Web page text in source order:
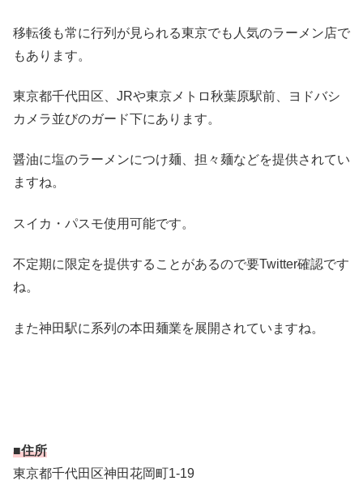
移転後も常に行列が見られる東京でも人気のラーメン店で
もあります。
東京都千代田区、JRや東京メトロ秋葉原駅前、ヨドバシ
カメラ並びのガード下にあります。
醤油に塩のラーメンにつけ麺、担々麺などを提供されてい
ますね。
スイカ・パスモ使用可能です。
不定期に限定を提供することがあるので要Twitter確認です
ね。
また神田駅に系列の本田麺業を展開されていますね。
■住所
東京都千代田区神田花岡町1-19